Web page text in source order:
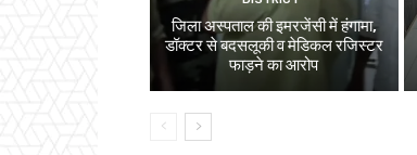
जिला अस्पताल की इमरजेंसी में हंगामा,
डॉक्टर से बदसलूकी व मेडिकल रजिस्टर
फाड़ने का आरोप